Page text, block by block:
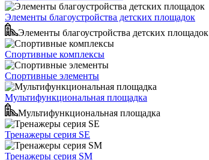
Элементы благоустройства детских площадок
Элементы благоустройства детских площадок
Спортивные комплексы
Спортивные элементы
Мультифункциональная площадка
Мультифункциональная площадка
Тренажеры серия SE
Тренажеры серия SM